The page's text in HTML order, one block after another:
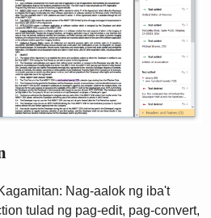
Nag-aalok ng iba't
tulad ng pag-edit, pag-convert,